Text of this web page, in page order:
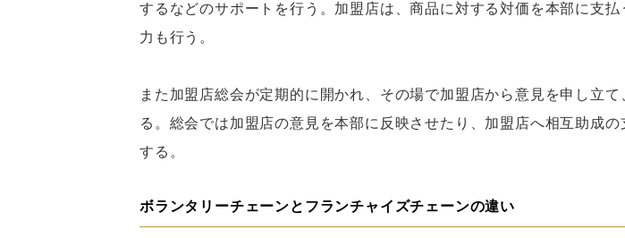
するなどのサポートを行う。加盟店は、商品に対する対価を本部に支払
力も行う。
また加盟店総会が定期的に開かれ、その場で加盟店から意見を申し立
る。総会では加盟店の意見を本部に反映させたり、加盟店へ相互助成の
する。
ボランタリーチェーンとフランチャイズチェーンの違い